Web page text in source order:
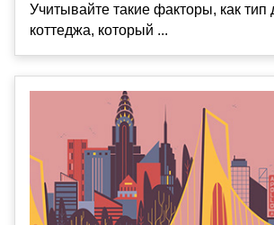
Учитывайте такие факторы, как тип
коттеджа, который ...